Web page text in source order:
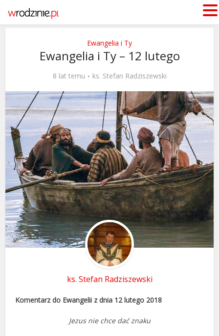
Ewangelia i Ty
Ewangelia i Ty – 12 lutego
8 lat temu ks. Stefan Radziszewski
ks. Stefan Radziszewski
Komentarz do Ewangelii z dnia 12 lutego 2018
Jezus nie chce dać znaku